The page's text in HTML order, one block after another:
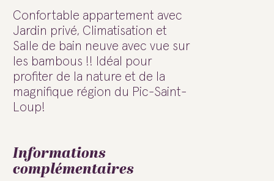
Confortable appartement avec
Jardin privé, Climatisation et
Salle de bain neuve avec vue sur
les bambous !! Idéal pour
profiter de la nature et de la
magnifique région du Pic-Saint-
Loup!
Informations
complémentaires